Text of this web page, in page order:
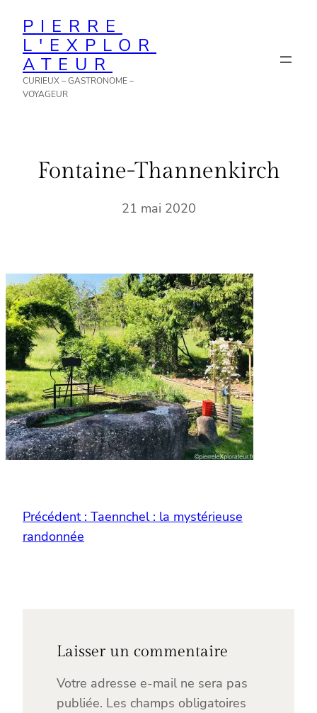
contenu
PIERRE
L'EXPLOR
ATEUR
CURIEUX – GASTRONOME –
VOYAGEUR
Fontaine-Thannenkirch
21 mai 2020
Précédent : Taennchel : la mystérieuse
randonnée
Laisser un commentaire
Votre adresse e-mail ne sera pas
publiée. Les champs obligatoires